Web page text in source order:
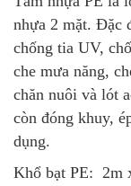
nhựa 2 mặt. Đặc
chống tia UV,
che mưa năng,
chăn nuôi và lót
còn đóng khuy,
dụng.
Khổ bạt PE: 2m